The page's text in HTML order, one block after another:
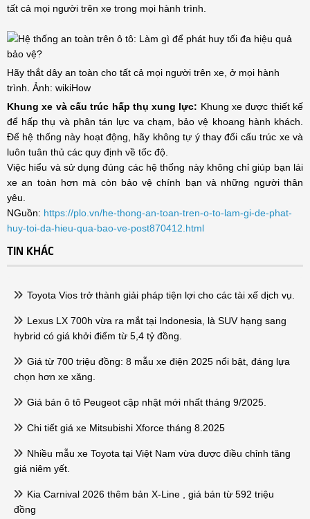
tất cả mọi người trên xe trong mọi hành trình.
Hãy thắt dây an toàn cho tất cả mọi người trên xe, ở mọi hành
trình. Ảnh: wikiHow
Khung xe và cấu trúc hấp thụ xung lực: Khung xe được thiết kế
để hấp thụ và phân tán lực va chạm, bảo vệ khoang hành khách.
Để hệ thống này hoạt động, hãy không tự ý thay đổi cấu trúc xe và
luôn tuân thủ các quy định về tốc độ.
Việc hiểu và sử dụng đúng các hệ thống này không chỉ giúp bạn lái
xe an toàn hơn mà còn bảo vệ chính bạn và những người thân
yêu.
NGuồn: https://plo.vn/he-thong-an-toan-tren-o-to-lam-gi-de-phat-
huy-toi-da-hieu-qua-bao-ve-post870412.html
TIN KHÁC
Toyota Vios trở thành giải pháp tiện lợi cho các tài xế dịch vụ.
Lexus LX 700h vừa ra mắt tại Indonesia, là SUV hạng sang
hybrid có giá khởi điểm từ 5,4 tỷ đồng.
Giá từ 700 triệu đồng: 8 mẫu xe điện 2025 nổi bật, đáng lựa
chọn hơn xe xăng.
Giá bán ô tô Peugeot cập nhật mới nhất tháng 9/2025.
Chi tiết giá xe Mitsubishi Xforce tháng 8.2025
Nhiều mẫu xe Toyota tại Việt Nam vừa được điều chỉnh tăng
giá niêm yết.
Kia Carnival 2026 thêm bản X-Line , giá bán từ 592 triệu
đồng